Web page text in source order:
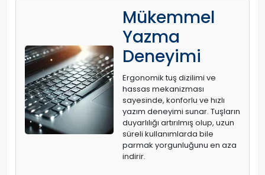
Mükemmel
Yazma
Deneyimi
Ergonomik tuş dizilimi ve
hassas mekanizması
sayesinde, konforlu ve hızlı
yazım deneyimi sunar. Tuşların
duyarlılığı artırılmış olup, uzun
süreli kullanımlarda bile
parmak yorgunluğunu en aza
indirir.